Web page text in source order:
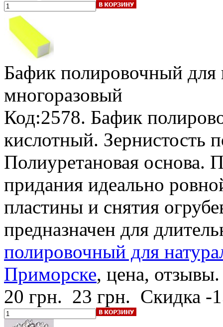
Бафик полировочный для
многоразовый
Код:2578. Бафик
кислотный. Зернистость
Полиуретановая основа.
придания идеально
пластины и снятия
предназначен для
полировочный для
Приморске, цена, отзывы.
20 грн. 23 грн. Скидка -